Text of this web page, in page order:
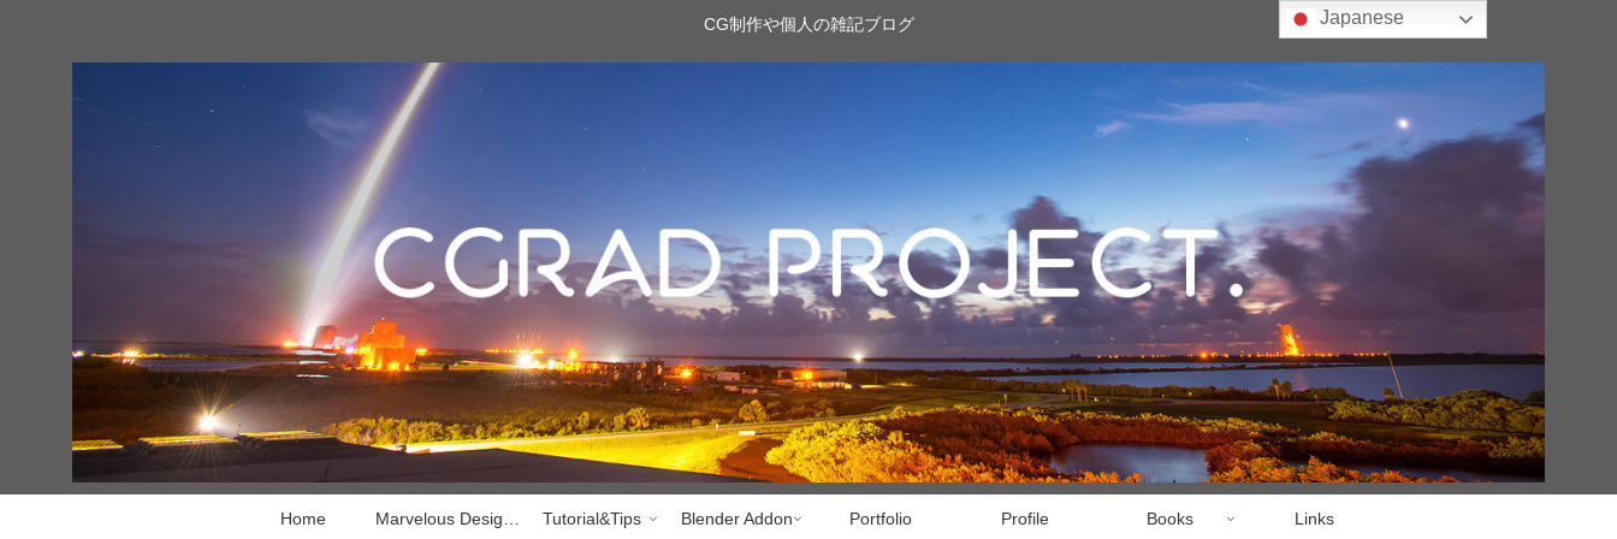
CG制作や個人の雑記ブログ
Home Tutorial&Tips Blender Addon Portfolio Profile Books Links
Japanese